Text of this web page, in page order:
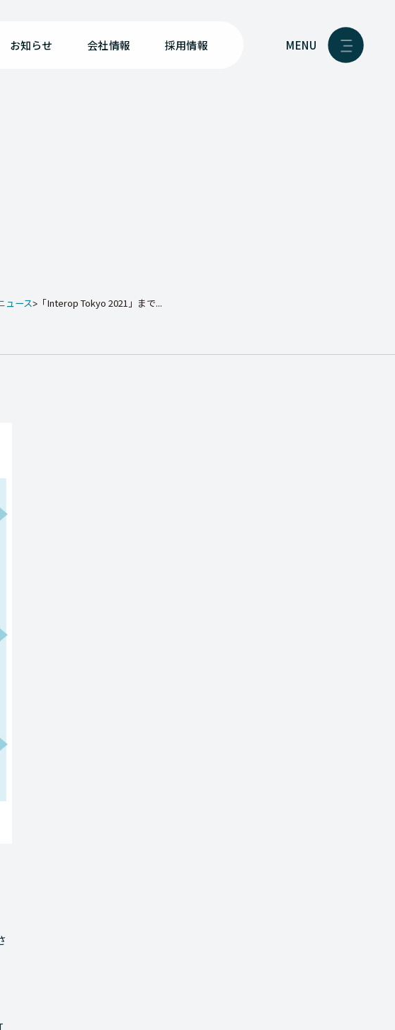
お知らせ 会社情報 採用情報 MENU
ュース 「Interop Tokyo 2021」まで...